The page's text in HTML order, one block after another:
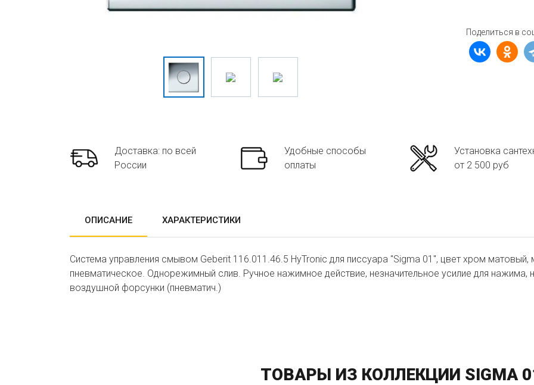
Поделиться в
Доставка: по всей
России
Удобные способы
оплаты
Установка
от 2 500 руб
ОПИСАНИЕ ХАРАКТЕРИСТИКИ
Система управления смывом Geberit 116.011.46.5 HyTronic для писсуара "Sigma 01", цвет хром матовый,
пневматическое. Однорежимный слив. Ручное нажимное действие, незначительное усилие для
воздушной форсунки (пневматич.)
ТОВАРЫ ИЗ КОЛЛЕКЦИИ SIGMA